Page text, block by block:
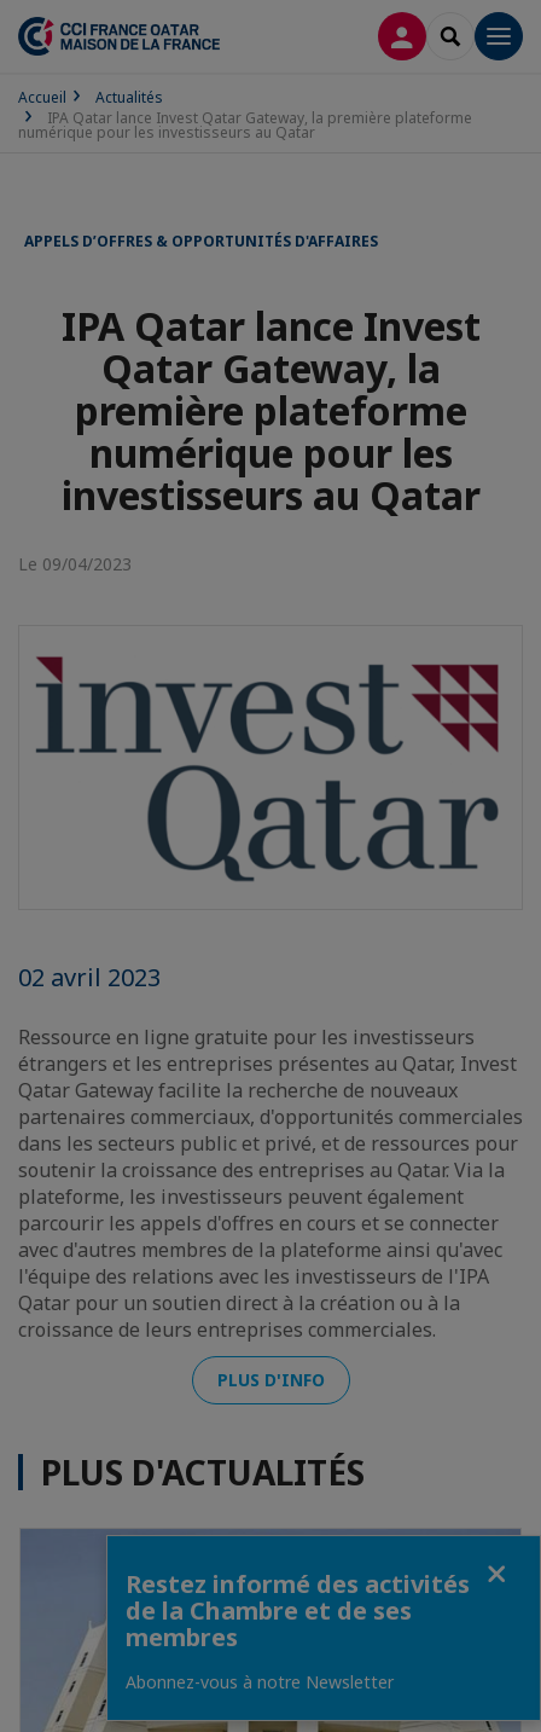
CONNEXION
Accueil
Actualités
IPA Qatar lance Invest Qatar Gateway, la première plateforme
numérique pour les investisseurs au Qatar
APPELS D’OFFRES & OPPORTUNITÉS D'AFFAIRES
IPA Qatar lance Invest
Qatar Gateway, la
première plateforme
numérique pour les
investisseurs au Qatar
Le 09/04/2023
02 avril 2023
Ressource en ligne gratuite pour les investisseurs
étrangers et les entreprises présentes au Qatar, Invest
Qatar Gateway facilite la recherche de nouveaux
partenaires commerciaux, d'opportunités commerciales
dans les secteurs public et privé, et de ressources pour
soutenir la croissance des entreprises au Qatar. Via la
plateforme, les investisseurs peuvent également
parcourir les appels d'offres en cours et se connecter
avec d'autres membres de la plateforme ainsi qu'avec
l'équipe des relations avec les investisseurs de l'IPA
Qatar pour un soutien direct à la création ou à la
croissance de leurs entreprises commerciales.
PLUS D'INFO
PLUS D'ACTUALITÉS
Restez informé des activités
de la Chambre et de ses
membres
Abonnez-vous à notre Newsletter